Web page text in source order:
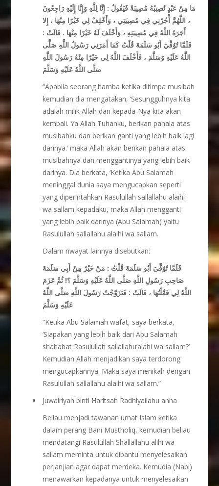
مَا مِنْ عَبْدٍ تُصِيبُهُ مُصِيبَةٌ فَيَقُولُ : إِنَّا لِلَّهِ وَإِنَّا إِلَيْهِ رَاجِعُونَ
، اللَّهُمَّ أْجُرْنِي فِي مُصِيبَتِي ، وَأَخْلِفْ لِي خَيْرًا مِنْهَا ، إِلا
أَجَرَهُ اللَّهُ فِي مُصِيبَتِهِ ، وَأَخْلَفَ لَهُ خَيْرًا مِنْهَا . قَالَتْ :
فَلَمَّا تُوُفِّيَ أَبُو سَلَمَةَ قُلْتُ كَمَا أَمَرَنِي رَسُولُ اللَّهِ صَلَّى
اللَّهُ عَلَيْهِ وَسَلَّمَ ، فَأَخْلَفَ اللَّهُ لِي خَيْرًا مِنْهُ رَسُولَ اللَّهِ
صَلَّى اللَّهُ عَلَيْهِ وَسَلَّمَ
“Apabila seorang hamba ketika ditimpa musibah
kemudian dia mengatakan, ‘Sesungguhnya kita
adalah milik Allah dan kepada-Nya kita akan
kembali. Ya Allah Tuhanku, berikan pahala atas
musibahku dan berikan ganti yang lebih baik lagi
darinya.’ maka Allah akan berikan pahala atas
musibahnya dan menggantinya yang lebih baik
darinya. Dia berkata, ‘Ketika Abu Salamah
meninggal dunia saya mengucapkan seperti
yang diperintahkan Rasulullah sallallahu alaihi
wa sallam kepadaku, maka Allah mengganti
yang lebih baik darinya (Abu Salamah) yaitu
Rasulullah sallallahu alaihi wa sallam.
Dalam riwayat lainnya disebutkan:
فَلَمَّا تُوُفِّيَ أَبُو سَلَمَةَ قُلْتُ : مَنْ خَيْرٌ مِنْ أَبِي سَلَمَةَ
صَاحِبِ رَسُولِ اللَّهِ صَلَّى اللَّهُ عَلَيْهِ وَسَلَّمَ ؟! ثُمَّ عَزَمَ
اللَّهُ لِي فَقُلْتُهَا ، قَالَتْ : فَتَزَوَّجْتُ رَسُولَ اللَّهِ صَلَّى اللَّهُ
عَلَيْهِ وَسَلَّمَ
“Ketika Abu Salamah wafat, saya berkata,
‘Siapakan yang lebih baik dari Abu Salamah
shahabat Rasulullah sallallahu’alahi wa sallam?’
Kemudian Allah menjadikan saya terdorong
mengucapkannya. Maka saya menikah dengan
Rasulullah sallallahu alaihi wa sallam.”
Juwairiyah binti Haritsah Radhiyallahu anha
Beliau menjadi tawanan umat Islam ketika
dalam perang Bani Mustholiq, kemudian beliau
mendatangi Rasulullah Shallallahu alihi wa
sallam meminta untuk dibantu menyelesaikan
perjanjian agar dapat merdeka. Kemudia (Nabi)
menawarkan kepadanya untuk menyelesaikan